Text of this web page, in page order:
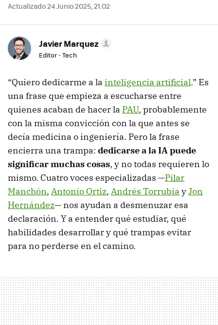
Actualizado 24 Junio 2025, 21:02
Javier Marquez
Editor - Tech
“Quiero dedicarme a la inteligencia artificial.” Es
una frase que empieza a escucharse entre
quienes acaban de hacer la PAU, probablemente
con la misma convicción con la que antes se
decía medicina o ingeniería. Pero la frase
encierra una trampa: dedicarse a la IA puede
significar muchas cosas, y no todas requieren lo
mismo. Cuatro voces especializadas —Pilar
Manchón, Antonio Ortiz, Andrés Torrubia yJon
Hernández— nos ayudan a desmenuzar esa
declaración. Y a entender qué estudiar, qué
habilidades desarrollar y qué trampas evitar
para no perderse en el camino.